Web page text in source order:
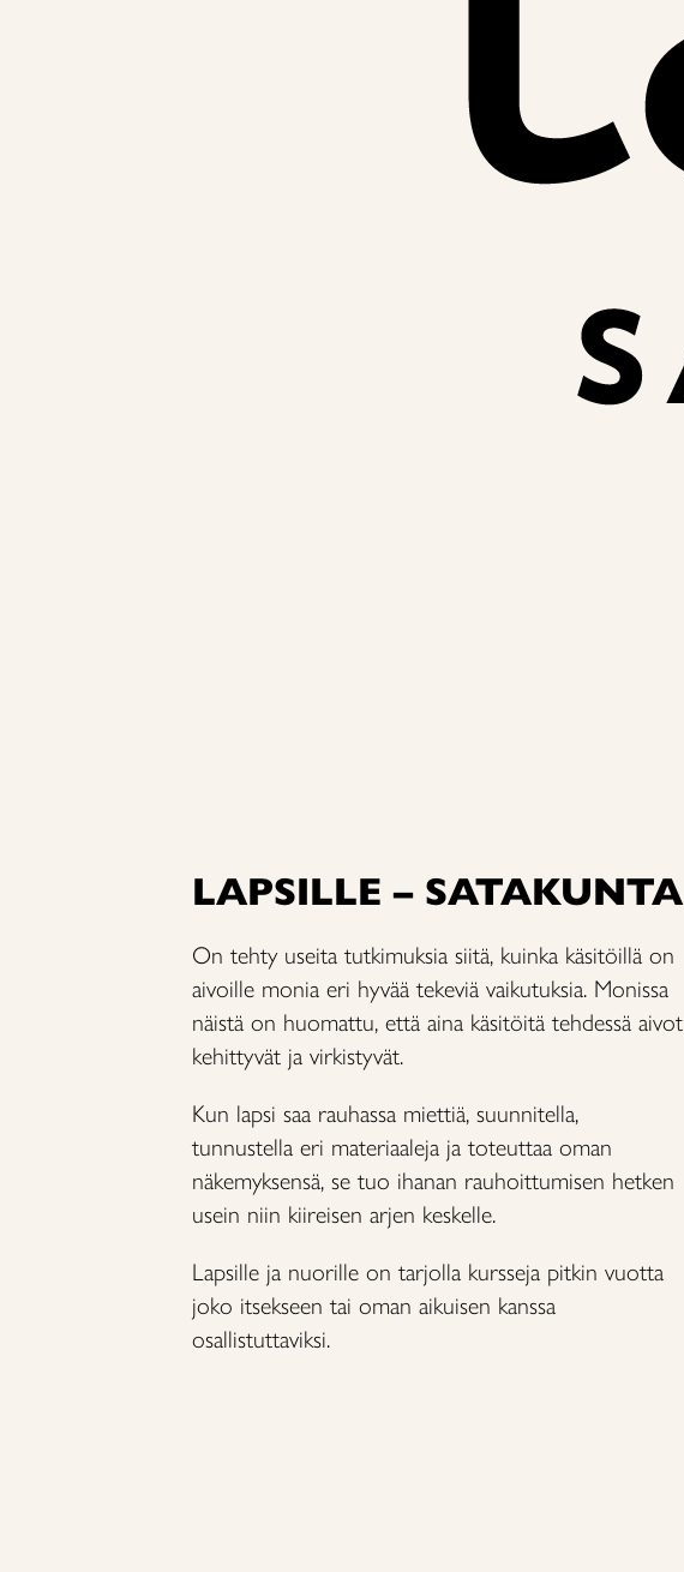
LAPSILLE – SATAKUNTA
On tehty useita tutkimuksia siitä, kuinka käsitöillä on
aivoille monia eri hyvää tekeviä vaikutuksia. Monissa
näistä on huomattu, että aina käsitöitä tehdessä aivot
kehittyvät ja virkistyvät.
Kun lapsi saa rauhassa miettiä, suunnitella,
tunnustella eri materiaaleja ja toteuttaa oman
näkemyksensä, se tuo ihanan rauhoittumisen hetken
usein niin kiireisen arjen keskelle.
Lapsille ja nuorille on tarjolla kursseja pitkin vuotta
joko itsekseen tai oman aikuisen kanssa
osallistuttaviksi.